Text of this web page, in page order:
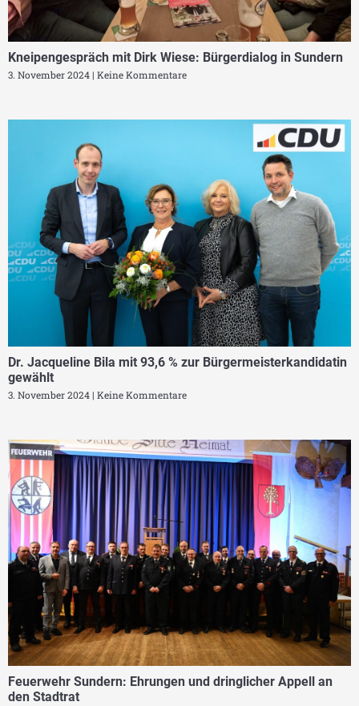
Kneipengespräch mit Dirk Wiese: Bürgerdialog in Sundern
3. November 2024 Keine Kommentare
Dr. Jacqueline Bila mit 93,6 % zur Bürgermeisterkandidatin
gewählt
3. November 2024 Keine Kommentare
Feuerwehr Sundern: Ehrungen und dringlicher Appell an
den Stadtrat